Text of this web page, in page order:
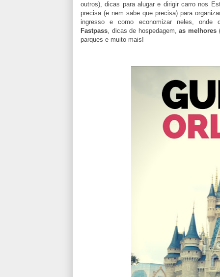
outros), dicas para alugar e dirigir carro nos
precisa (e nem sabe que precisa) para
ingresso e como economizar neles,
Fastpass, dicas de hospedagem,as melhores
parques e muito mais!